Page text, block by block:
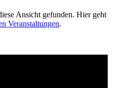
Ansicht gefunden. Hier geht
Veranstaltungen.